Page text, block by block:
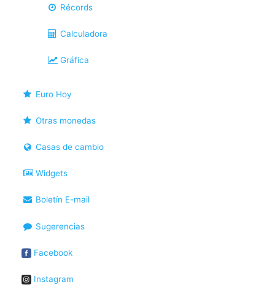
Récords
Calculadora
Gráfica
Euro Hoy
Otras monedas
Casas de cambio
Widgets
Boletín E-mail
Sugerencias
Facebook
Instagram